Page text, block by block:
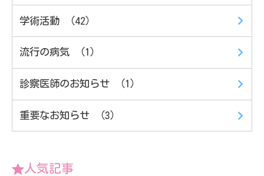
学術活動 （42）
流行の病気 （1）
診察医師のお知らせ （1）
重要なお知らせ （3）
人気記事